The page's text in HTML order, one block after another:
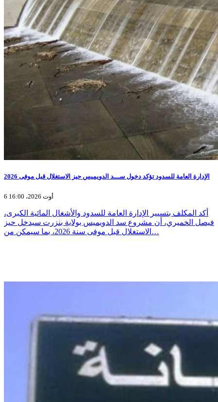
الإدارة العامة للسدود تؤكد دخول ســـد الدويميس حيز الاستغلال قبل موفى 2026
6 أوت 2026، 16:00
أكد المكلف بتسيير الإدارة العامة للسدود والأشغال المائية الكبرى،
فيصل الخميري، أن مشروع سد الدويميس بولاية بنزرت سيدخل حيز
الاستغلال قبل موفى سنة 2026، بما سيمكن من…